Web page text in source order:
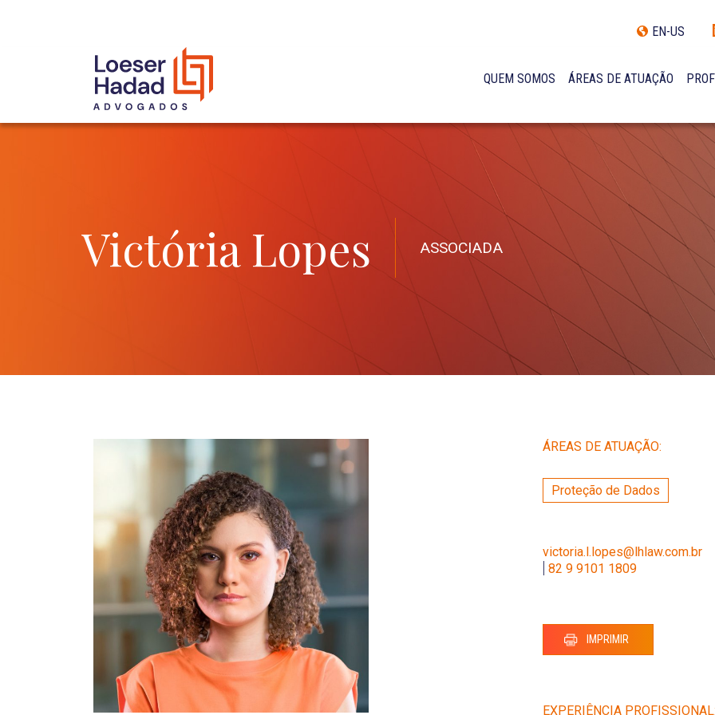
INTERNATIONAL NETWORK
PRÊMIOS
NOSSA EQUIPE
EN-US
QUEM SOMOS
INCLUSÃO E DIVERSIDADE
INTERNATIONAL NETWORK
PRÊMIOS
NOSSA EQUIPE
ÁREAS DE ATUAÇÃO
Victória Lopes ASSOCIADA
ÁREAS DE ATUAÇÃO:
Proteção de Dados
victoria.l.lopes@lhlaw.com.br
82 9 9101 1809
IMPRIMIR
EXPERIÊNCIA